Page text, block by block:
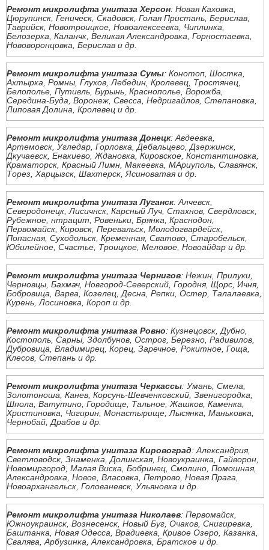
Ремонт микролифта унитаза Херсон: Новая Каховка,
Цюрупинск, Геническ, Скадовск, Голая Пристань, Берислав,
Таврийск, Новотроицкое, Новоалексеевка, Чиплинка,
Белозерка, Каланчк, Великая Александровка, Горностаевка,
Нововоронцовка, Берислав и др.
Ремонт микролифта унитаза Сумы: Конотоп, Шостка,
Ахтырка, Ромны, Глухов, Лебедин, Кролевец, Тростянец,
Белополье, Путивль, Бурынь, Краснополье, Ворожба,
Середина-Буда, Воронеж, Свесса, Недригайлов, Степановка,
Липовая Долина, Кролевец и др.
Ремонт микролифта унитаза Донецк: Авдеевка,
Артемовск, Угледар, Горловка, Дебальцево, Дзержинск,
Дкучаевск, Енакиево, Ждановка, Кировское, Константиновка,
Краматорск, Красный Лимн, Макеевка, МАриуполь, Славянск,
Торез, Харцызск, Шахтерск, Ясиноватая и др.
Ремонт микролифта унитаза Луганск: Алчевск,
Северодонецк, Лисичнск, Карсный Луч, Стахнов, Свердловск,
Рубежное, нтрацит, Ровеньки, Брянка, Краснодон,
Первомайск, Кировск, Перевальск, Молодогвардейск,
Попасная, Суходольск, Кременная, Сватово, Старобельск,
Юбилейное, Счастье, Троицкое, Меловое, Новоайдар и др.
Ремонт микролифта унитаза Чернигов: Нежин, Прилуки,
Черновцы, Бахмач, Новгород-Северский, Городня, Щорс, Ичня,
Бобровица, Варва, Козелец, Десна, Репки, Остер, Талалаевка,
Курень, Лосиновка, Короп и др.
Ремонт микролифта унитаза Ровно: Кузнецовск, Дубно,
Костополь, Сарны, Здолбунов, Острог, Березно, Радивилов,
Дубровица, Владимирец, Корец, Заречное, Рокитное, Гоща,
Клесов, Степань и др.
Ремонт микролифта унитаза Черкассы: Умань, Смела,
Золотоноша, Канев, Корсунь-Шевченковский, Звенигородка,
Шпола, Ватутино, Городище, Тальное, Жашков, Каменка,
Христиновка, Чигирин, Монастырище, Лысянка, Маньковка,
Чернобай, Драбов и др.
Ремонт микролифта унитаза Кировоград: Александрия,
Светловодск, Знаменка, Долинская, Новоукраинка, Гайворон,
Новомиргород, Малая Виска, Бобринец, Смолино, Помошная,
Александровка, Новое, Власовка, Петрово, Новая Прага,
Новоархангельск, Голованевск, Ульяновка и др.
Ремонт микролифта унитаза Николаев: Первомайск,
Южноукраинск, Вознесенск, Новый Буг, Очаков, Снигиревка,
Баштанка, Новая Одесса, Врадиевка, Кривое Озеро, Казанка,
Свалява, Арбузинка, Александровка, Братское и др.